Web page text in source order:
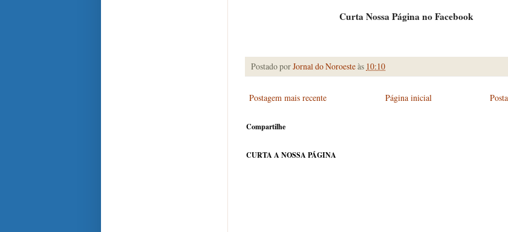
Curta Nossa Página no Facebook
Postado porJornal do Noroesteàs 10:10
Postagem mais recente Página inicial
Compartilhe
CURTA A NOSSA PÁGINA